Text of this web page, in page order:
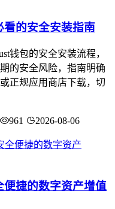
看的安全安装指南
钱包的安全安装流程，
的安全风险，指南明确
正规应用商店下载，切
961 2026-08-06
捷的数字资产增值